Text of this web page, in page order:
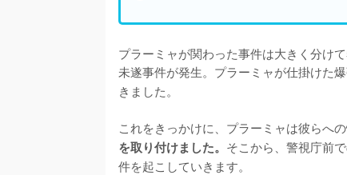
プラーミャが関わった事件は大きく分け
未遂事件が発生。プラーミャが仕掛けた爆
きました。
これをきっかけに、プラーミャは彼らへ
を取り付けました。 そこから、警視庁前
件を起こしていきます。